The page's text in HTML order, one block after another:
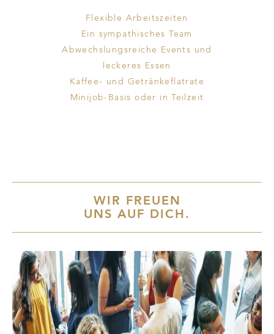
Flexible Arbeitszeiten
Ein sympathisches Team
Abwechslungsreiche Events und
leckeres Essen
Kaffee- und Getränkeflatrate
Minijob-Basis oder in Teilzeit
WIR FREUEN
UNS AUF DICH.